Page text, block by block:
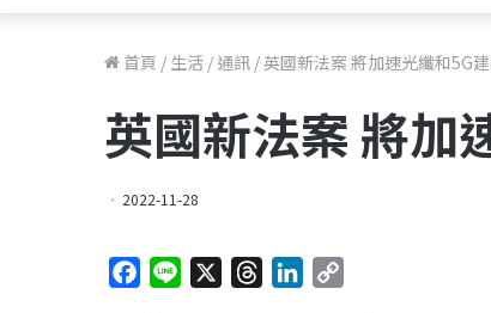
首頁 / 生活 / 通訊 /英國新法案 將加速光纖和5G
英國新法案 將加
2022-11-28